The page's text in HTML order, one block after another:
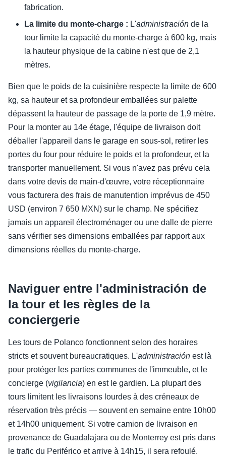
fabrication.
La limite du monte-charge : L'administración de la
tour limite la capacité du monte-charge à 600 kg, mais
la hauteur physique de la cabine n'est que de 2,1
mètres.
Bien que le poids de la cuisinière respecte la limite de 600
kg, sa hauteur et sa profondeur emballées sur palette
dépassent la hauteur de passage de la porte de 1,9 mètre.
Pour la monter au 14e étage, l'équipe de livraison doit
déballer l'appareil dans le garage en sous-sol, retirer les
portes du four pour réduire le poids et la profondeur, et la
transporter manuellement. Si vous n'avez pas prévu cela
dans votre devis de main-d'œuvre, votre réceptionnaire
vous facturera des frais de manutention imprévus de 450
USD (environ 7 650 MXN) sur le champ. Ne spécifiez
jamais un appareil électroménager ou une dalle de pierre
sans vérifier ses dimensions emballées par rapport aux
dimensions réelles du monte-charge.
Naviguer entre l'administración de
la tour et les règles de la
conciergerie
Les tours de Polanco fonctionnent selon des horaires
stricts et souvent bureaucratiques. L'administración est là
pour protéger les parties communes de l'immeuble, et le
concierge (vigilancia) en est le gardien. La plupart des
tours limitent les livraisons lourdes à des créneaux de
réservation très précis — souvent en semaine entre 10h00
et 14h00 uniquement. Si votre camion de livraison en
provenance de Guadalajara ou de Monterrey est pris dans
le trafic du Periférico et arrive à 14h15, il sera refoulé.